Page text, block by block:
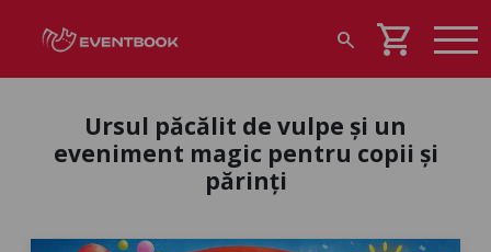
search shopping_cart
Ursul păcălit de vulpe și un
eveniment magic pentru copii și
părinți